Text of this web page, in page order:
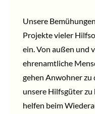
Unsere
Projekte vieler
ein. Von außen und
ehrenamtliche
gehen Anwohner zu
unsere Hilfsgüter zu
helfen beim